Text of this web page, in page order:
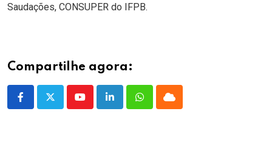
Saudações, CONSUPER do IFPB.
Compartilhe agora:
YoutubeLinkedInWhatsappCloud